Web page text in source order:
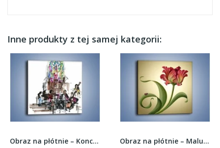
Inne produkty z tej samej kategorii:
Obraz na płótnie – Koncert podczas mszy –... Obraz na płótnie – Malutka biedroneczka i kwiat...